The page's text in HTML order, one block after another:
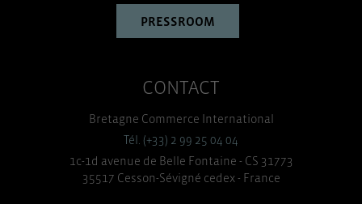
PRESSROOM
CONTACT
Bretagne Commerce International
Tél. (+33) 2 99 25 04 04
1c-1d avenue de Belle Fontaine - CS 31773
35517 Cesson-Sévigné cedex - France